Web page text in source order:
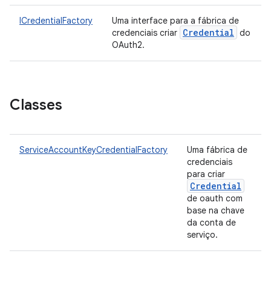
ICredentialFactory
Uma interface para a fábrica de
credenciais criar Credential do
OAuth2.
Classes
ServiceAccountKeyCredentialFactory
Uma fábrica de
credenciais
para criar
Credential
de oauth com
base na chave
da conta de
serviço.